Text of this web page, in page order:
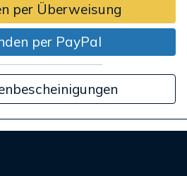
per Überweisung
per PayPal